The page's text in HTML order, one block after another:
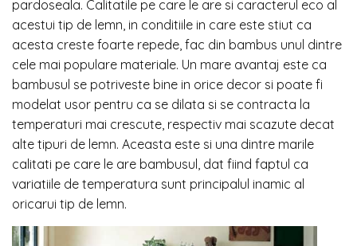
pardoseala. Calitatile pe care le are si caracterul eco al
acestui tip de lemn, in conditiile in care este stiut ca
acesta creste foarte repede, fac din bambus unul dintre
cele mai populare materiale. Un mare avantaj este ca
bambusul se potriveste bine in orice decor si poate fi
modelat usor pentru ca se dilata si se contracta la
temperaturi mai crescute, respectiv mai scazute decat
alte tipuri de lemn. Aceasta este si una dintre marile
calitati pe care le are bambusul, dat fiind faptul ca
variatiile de temperatura sunt principalul inamic al
oricarui tip de lemn.